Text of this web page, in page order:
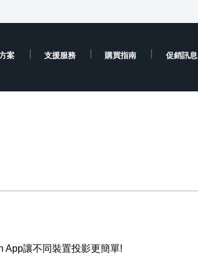
案 支援服務 購買指南 促銷訊息
App讓不同裝置投影更簡單!